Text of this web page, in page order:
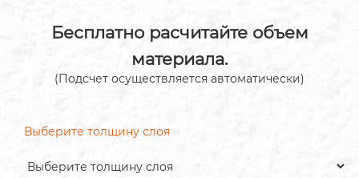
Бесплатно расчитайте объем
материала.
(Подсчет осуществляется автоматически)
Выберите толщину слоя